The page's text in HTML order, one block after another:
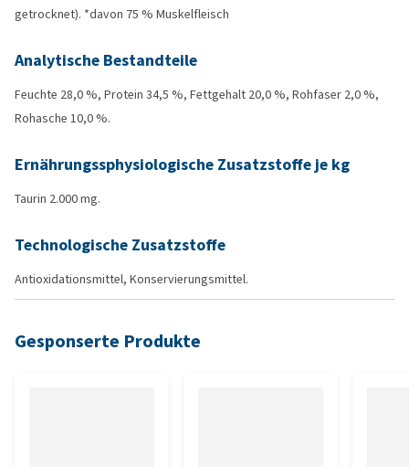
getrocknet). *davon 75 % Muskelfleisch
Analytische Bestandteile
Feuchte 28,0 %, Protein 34,5 %, Fettgehalt 20,0 %, Rohfaser 2,0 %,
Rohasche 10,0 %.
Ernährungssphysiologische Zusatzstoffe je kg
Taurin 2.000 mg.
Technologische Zusatzstoffe
Antioxidationsmittel, Konservierungsmittel.
Gesponserte Produkte